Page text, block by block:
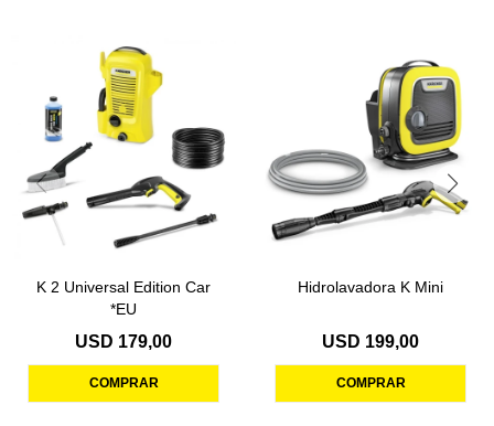
K 2 Universal Edition Car
*EU
USD 179,00
Hidrolavadora K Mini
USD 199,00